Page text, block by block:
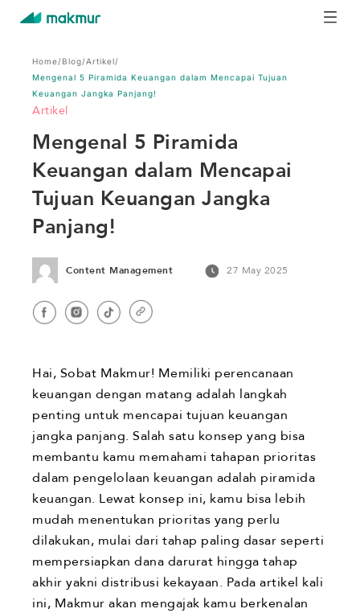
Home/Blog/Artikel/
Mengenal 5 Piramida Keuangan dalam Mencapai Tujuan
Keuangan Jangka Panjang!
Artikel
Mengenal 5 Piramida
Keuangan dalam Mencapai
Tujuan Keuangan Jangka
Panjang!
Content Management 27 May 2025
Hai, Sobat Makmur! Memiliki perencanaan
keuangan dengan matang adalah langkah
penting untuk mencapai tujuan keuangan
jangka panjang. Salah satu konsep yang bisa
membantu kamu memahami tahapan prioritas
dalam pengelolaan keuangan adalah piramida
keuangan. Lewat konsep ini, kamu bisa lebih
mudah menentukan prioritas yang perlu
dilakukan, mulai dari tahap paling dasar seperti
mempersiapkan dana darurat hingga tahap
akhir yakni distribusi kekayaan. Pada artikel kali
ini, Makmur akan mengajak kamu berkenalan